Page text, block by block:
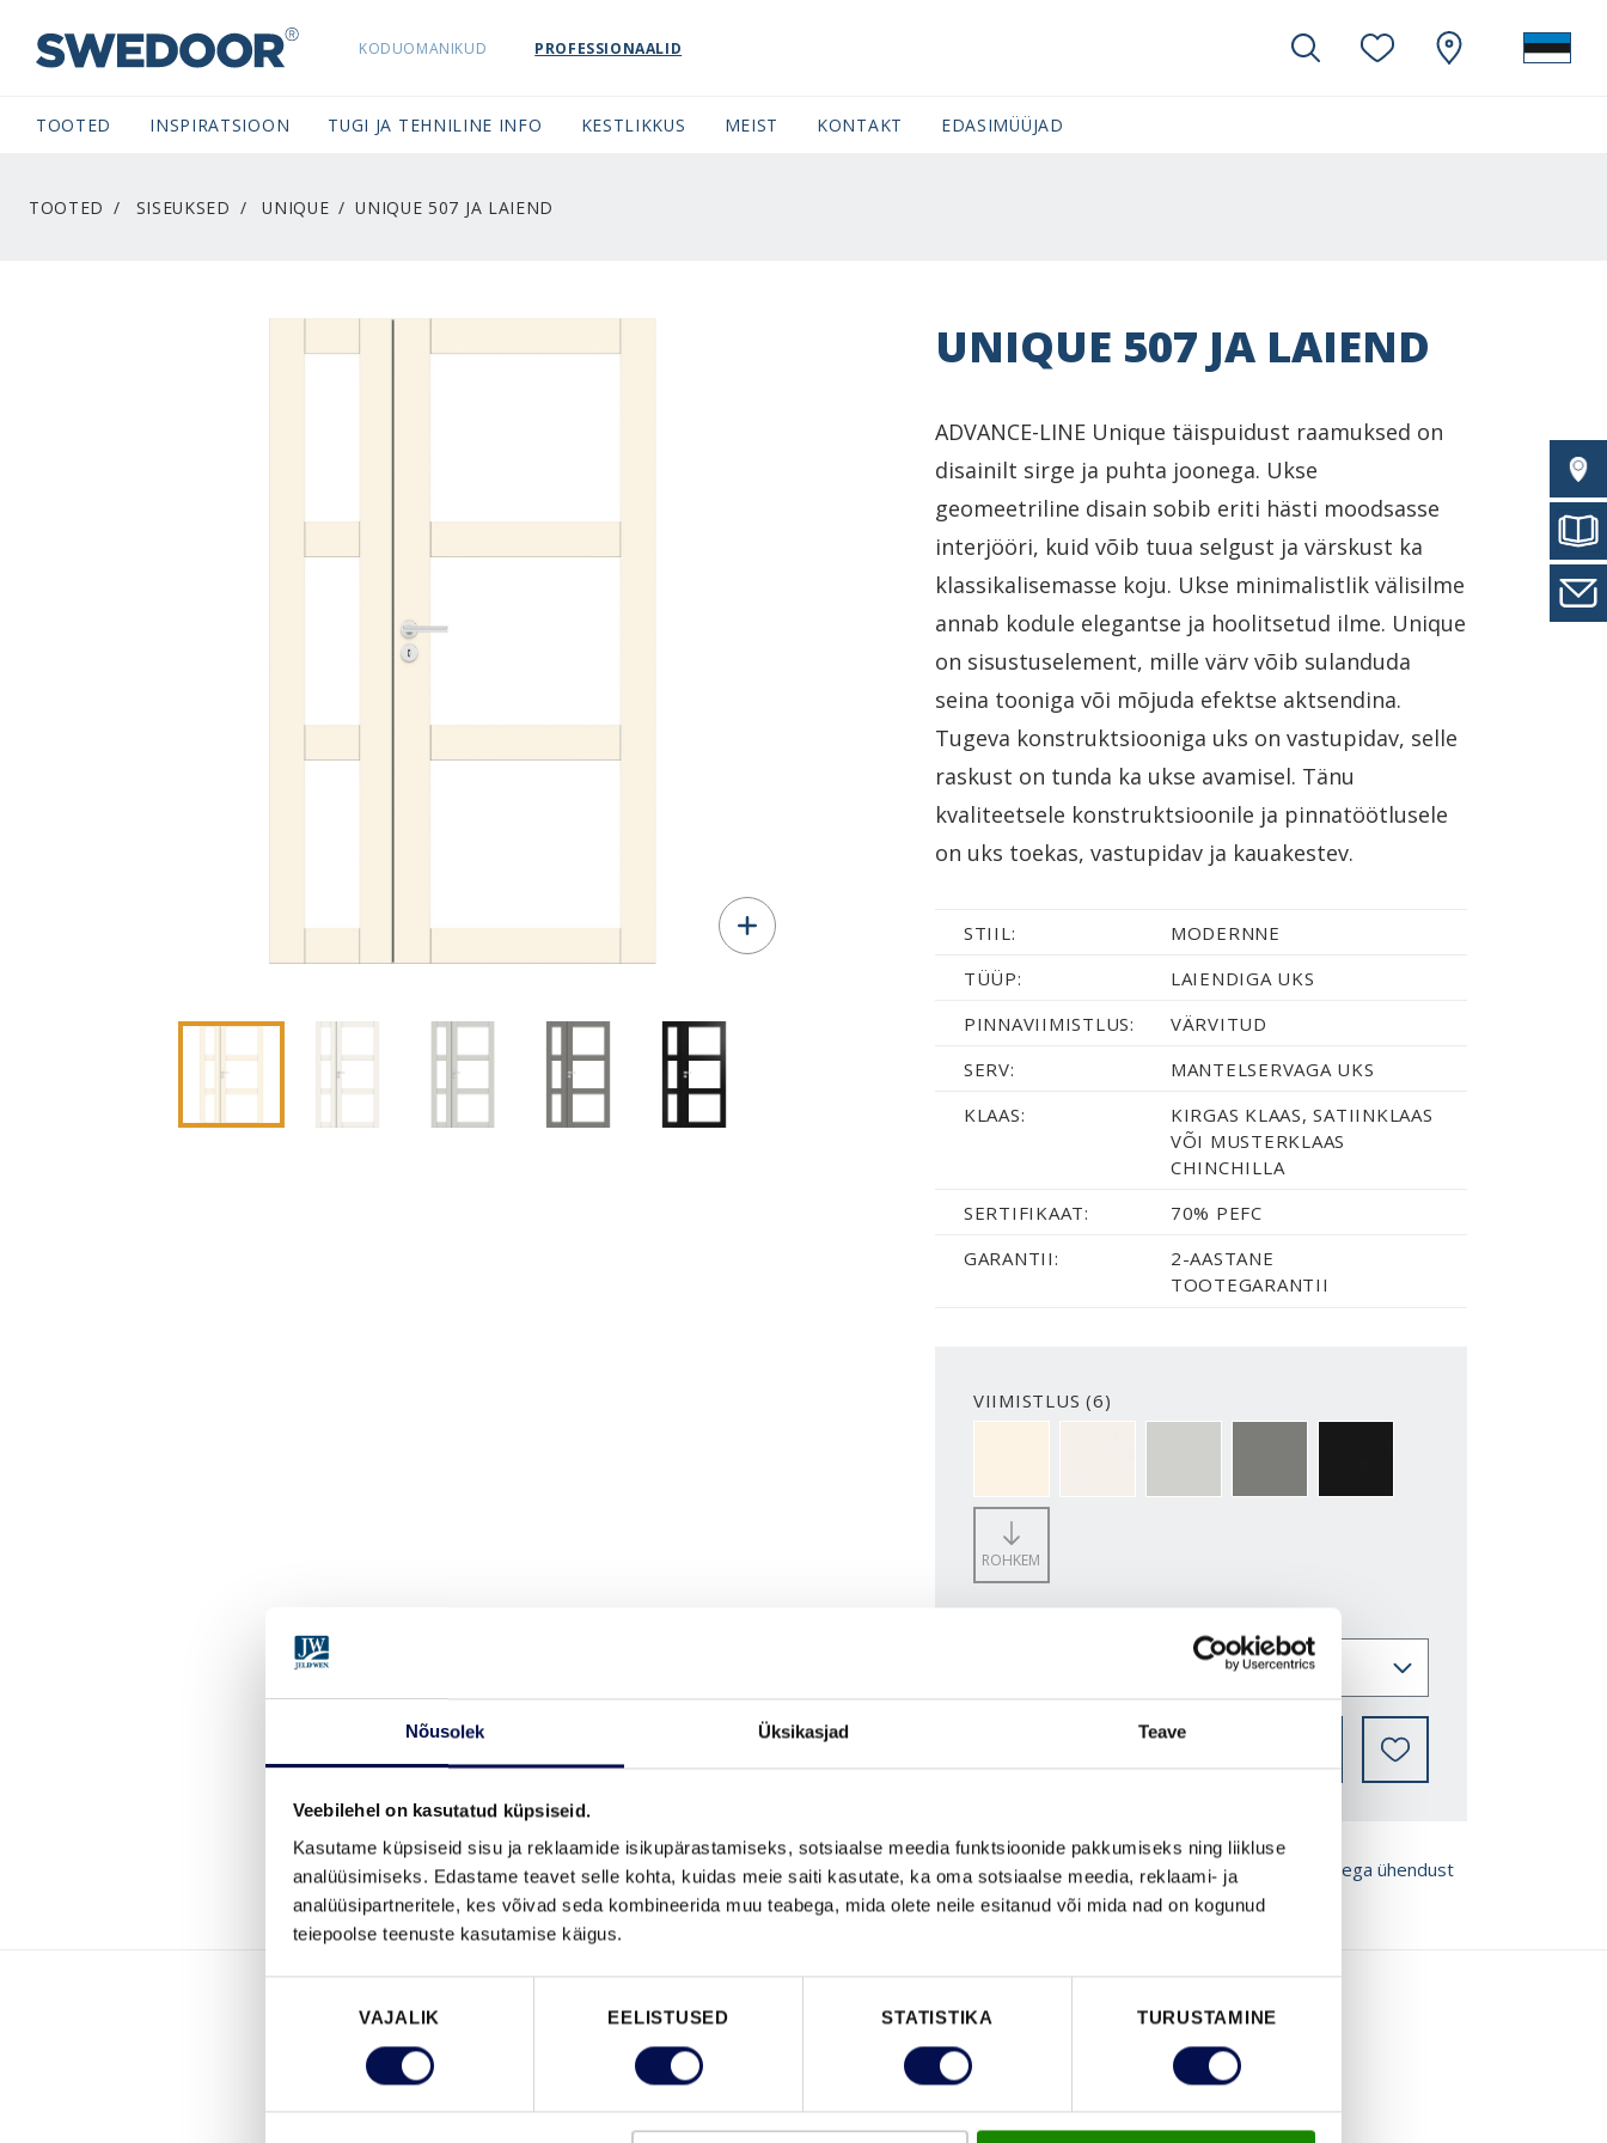
Nõusolek Üksikasjad Teave
Veebilehel on kasutatud küpsiseid.
Kasutame küpsiseid sisu ja reklaamide isikupärastamiseks, sotsiaalse meedia funktsioonide pakkumiseks ning liikluse
analüüsimiseks. Edastame teavet selle kohta, kuidas meie saiti kasutate, ka oma sotsiaalse meedia, reklaami- ja
analüüsipartneritele, kes võivad seda kombineerida muu teabega, mida olete neile esitanud või mida nad on kogunud
teiepoolse teenuste kasutamise käigus.
VAJALIK EELISTUSED STATISTIKA TURUSTAMINE
SWEDOORESTONIA NAVIGATION
KODUOMANIKUD PROFESSIONAALID
TOOTED INSPIRATSIOON TUGI JA TEHNILINE INFO KESTLIKKUS MEIST KONTAKT EDASIMÜÜJAD
TOOTED SISEUKSED UNIQUE UNIQUE 507 JA LAIEND
UNIQUE 507 JA LAIEND
ADVANCE-LINE Unique täispuidust raamuksed on
disainilt sirge ja puhta joonega. Ukse
geomeetriline disain sobib eriti hästi moodsasse
interjööri, kuid võib tuua selgust ja värskust ka
klassikalisemasse koju. Ukse minimalistlik välisilme
annab kodule elegantse ja hoolitsetud ilme. Unique
on sisustuselement, mille värv võib sulanduda
seina tooniga või mõjuda efektse aktsendina.
Tugeva konstruktsiooniga uks on vastupidav, selle
raskust on tunda ka ukse avamisel. Tänu
kvaliteetsele konstruktsioonile ja pinnatöötlusele
on uks toekas, vastupidav ja kauakestev.
STIIL:
MODERNNE
TÜÜP:
LAIENDIGA UKS
PINNAVIIMISTLUS:
VÄRVITUD
SERV:
MANTELSERVAGA UKS
KLAAS:
KIRGAS KLAAS, SATIINKLAAS
VÕI MUSTERKLAAS
CHINCHILLA
SERTIFIKAAT:
70% PEFC
GARANTII:
2-AASTANE
TOOTEGARANTII
VIIMISTLUS (6)
ROHKEM
VAATA BROŠÜÜRE Võta meiega ühendust